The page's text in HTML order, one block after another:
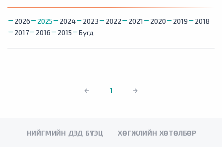
2026 2025 2024 2023 2022 2021 2020 2019
2018
2017
2016 2015 Бүгд
1
НИЙГМИЙН ДЭД БҮТЭЦ ХӨГЖЛИЙН ХӨТӨЛБӨР